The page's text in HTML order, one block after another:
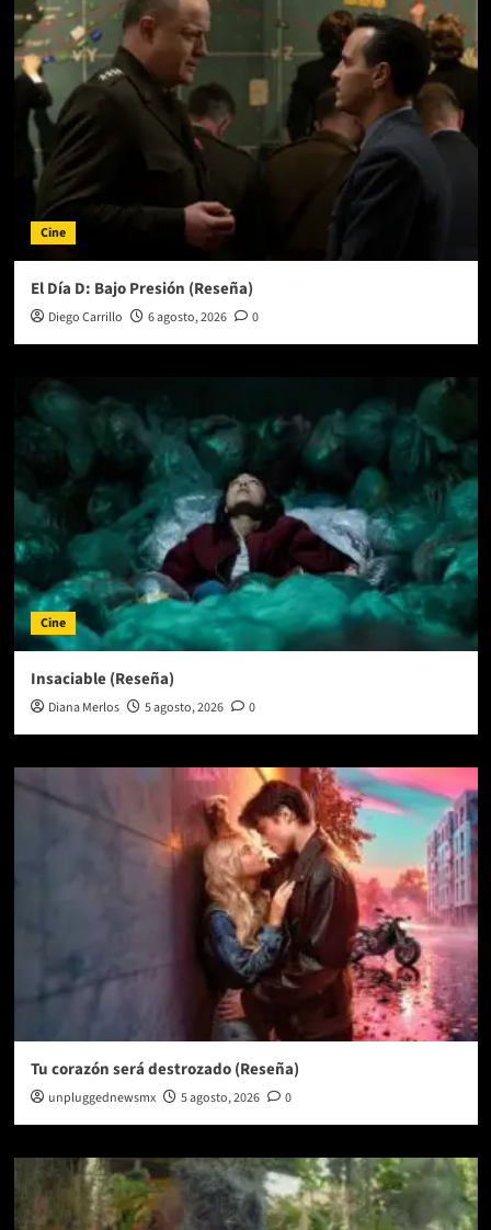
Cine
El Día D: Bajo Presión (Reseña)
Diego Carrillo 6 agosto, 2026 0
Cine
Insaciable (Reseña)
Diana Merlos 5 agosto, 2026 0
Tu corazón será destrozado (Reseña)
unpluggednewsmx 5 agosto, 2026 0